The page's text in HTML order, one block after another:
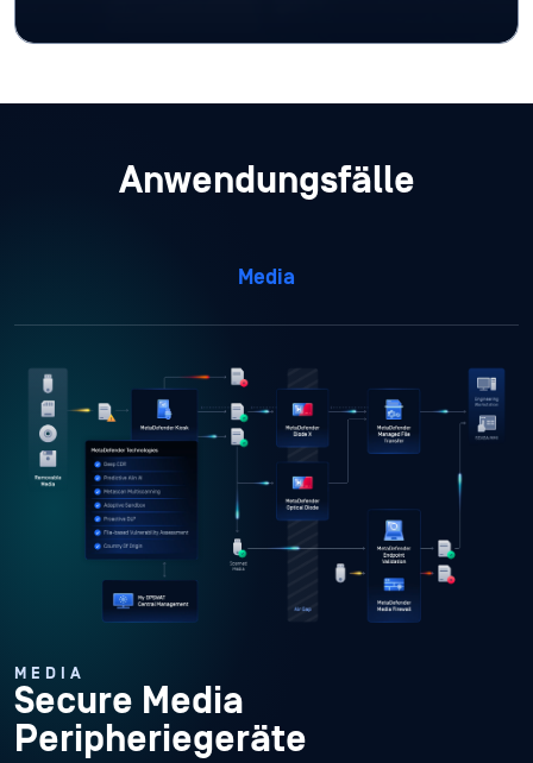
Anwendungsfälle
Media
MEDIA
Secure Media
Peripheriegeräte